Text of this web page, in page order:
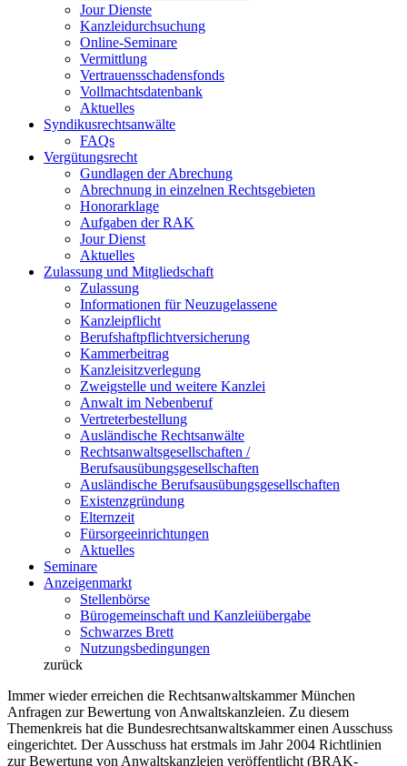
Jour Dienste
Kanzleidurchsuchung
Online-Seminare
Vermittlung
Vertrauensschadensfonds
Vollmachtsdatenbank
Aktuelles
Syndikusrechtsanwälte
FAQs
Vergütungsrecht
Gundlagen der Abrechung
Abrechnung in einzelnen Rechtsgebieten
Honorarklage
Aufgaben der RAK
Jour Dienst
Aktuelles
Zulassung und Mitgliedschaft
Zulassung
Informationen für Neuzugelassene
Kanzleipflicht
Berufshaftpflichtversicherung
Kammerbeitrag
Kanzleisitzverlegung
Zweigstelle und weitere Kanzlei
Anwalt im Nebenberuf
Vertreterbestellung
Ausländische Rechtsanwälte
Rechtsanwaltsgesellschaften /
Berufsausübungsgesellschaften
Ausländische Berufsausübungsgesellschaften
Existenzgründung
Elternzeit
Fürsorgeeinrichtungen
Aktuelles
Seminare
Anzeigenmarkt
Stellenbörse
Bürogemeinschaft und Kanzleiübergabe
Schwarzes Brett
Nutzungsbedingungen
zurück
Immer wieder erreichen die Rechtsanwaltskammer München
Anfragen zur Bewertung von Anwaltskanzleien. Zu diesem
Themenkreis hat die Bundesrechtsanwaltskammer einen Ausschuss
eingerichtet. Der Ausschuss hat erstmals im Jahr 2004 Richtlinien
zur Bewertung von Anwaltskanzleien veröffentlicht (BRAK-